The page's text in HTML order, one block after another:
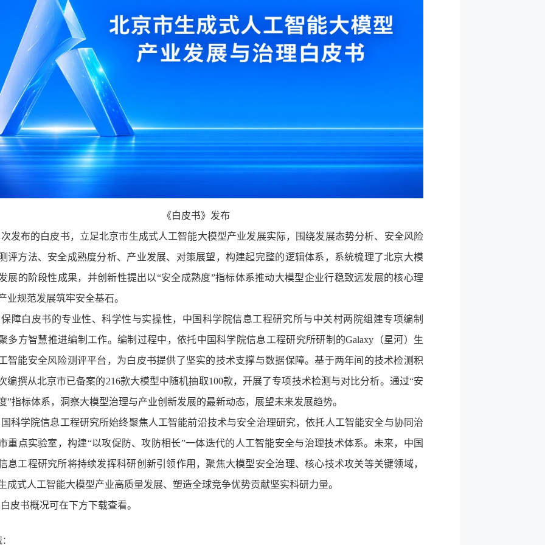
《白皮书》发布
发布的白皮书，立足北京市生成式人工智能大模型产业发展实际，围绕发展态势分析、安全风险
评方法、安全成熟度分析、产业发展、对策展望，构建起完整的逻辑体系，系统梳理了北京大模
展的阶段性成果，并创新性提出以“安全成熟度”指标体系推动大模型企业行稳致远发展的核心理
业规范发展筑牢安全基石。
障白皮书的专业性、科学性与实操性，中国科学院信息工程研究所与中关村两院组建专项编制
多方智慧推进编制工作。编制过程中，依托中国科学院信息工程研究所研制的Galaxy （星河）生
智能安全风险测评平台， 为白皮书提供了坚实的技术支撑与数据保障。基于两年间的技术检测积
编撰从北京市已备案的216款大模型中随机抽取100款，开展了专项技术检测与对比分析。通过“安
”指标体系，洞察大模型治理与产业创新发展的最新动态，展望未来发展趋势。
科学院信息工程研究所始终聚焦人工智能前沿技术与安全治理研究，依托人工智能安全与协同治
重点实验室，构建“以攻促防、攻防相长”一体迭代的人工智能安全与治理技术体系。未来，中国
息工程研究所将持续发挥科研创新引领作用，聚焦大模型安全治理、核心技术攻关等关键领域，
成式人工智能大模型产业高质量发展、塑造全球竞争优势贡献坚实科研力量。
皮书概况可在下方下载查看。